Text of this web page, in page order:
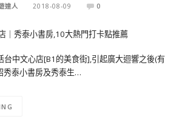
達人 2018-08-09 0
台中文心店[B1的美食街],引起廣大迴響之後(有
秀泰小書房及秀泰生…